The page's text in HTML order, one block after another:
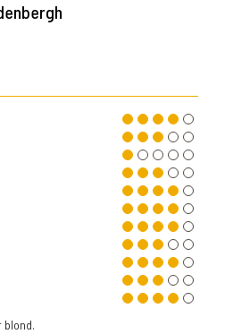
blond.